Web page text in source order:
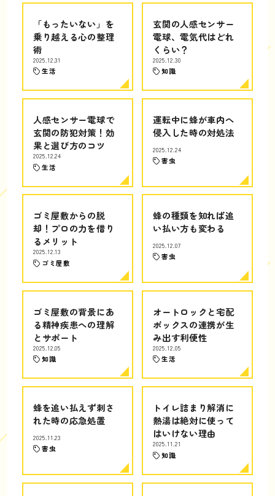
「もったいない」を
乗り越える心の整理
術
2025.12.31
生活
玄関の人感センサー
電球、電気代はどれ
くらい？
2025.12.30
知識
人感センサー電球で
玄関の防犯対策！効
果と選び方のコツ
2025.12.24
生活
運転中に蜂が車内へ
侵入した時の対処法
2025.12.24
害虫
ゴミ屋敷からの脱
却！プロの力を借り
るメリット
2025.12.13
ゴミ屋敷
蜂の種類を知れば追
い払い方も変わる
2025.12.07
害虫
ゴミ屋敷の背景にあ
る精神疾患への理解
とサポート
2025.12.05
知識
オートロックと宅配
ボックスの連携が生
み出す利便性
2025.12.05
生活
蜂を追い払えず刺さ
れた時の応急処置
2025.11.23
害虫
トイレ詰まり解消に
熱湯は絶対に使って
はいけない理由
2025.11.21
知識